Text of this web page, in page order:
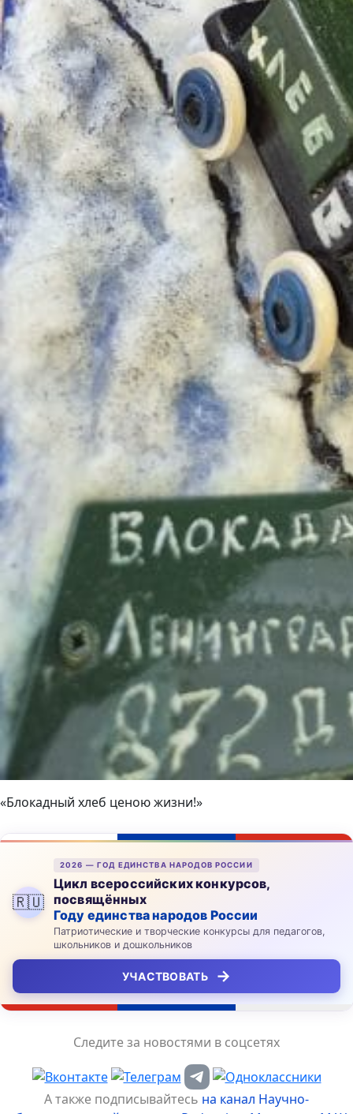
«Блокадный хлеб ценою жизни!»
🇷🇺
2026 — ГОД ЕДИНСТВА НАРОДОВ РОССИИ
Цикл всероссийских конкурсов,
посвящённых
Году единства народов России
Патриотические и творческие конкурсы для педагогов,
школьников и дошкольников
УЧАСТВОВАТЬ →
Следите за новостями в соцсетях
А также подписывайтесь на канал Научно-